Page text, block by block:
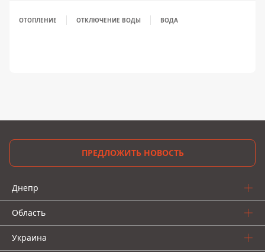
ОТОПЛЕНИЕ ОТКЛЮЧЕНИЕ ВОДЫ ВОДА
ПРЕДЛОЖИТЬ НОВОСТЬ
Днепр
Область
Украина